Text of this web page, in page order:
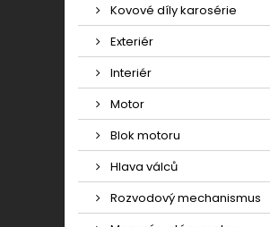
Kovové díly karosérie
Exteriér
Interiér
Motor
Blok motoru
Hlava válců
Rozvodový mechanismus